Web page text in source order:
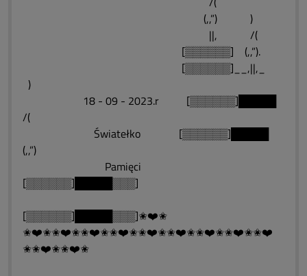
(,,”) )
||, /(
[▒▒▒▒▒▒] (,,”).
[▒▒▒▒▒▒]__,||,_
)
18 - 09 - 2023.r [▒▒▒▒▒▒]█████
/(
Światełko [▒▒▒▒▒▒]█████
(,,”)
Pamięci
[▒▒▒▒▒▒]█████▒▒▒]
[▒▒▒▒▒▒]█████▒▒▒]✬❤️✬
✬❤️✬✬❤️✬✬❤️✬✬❤️✬✬❤️✬✬❤️✬✬❤️✬✬❤️✬✬❤️
✬✬❤️✬✬❤️✬